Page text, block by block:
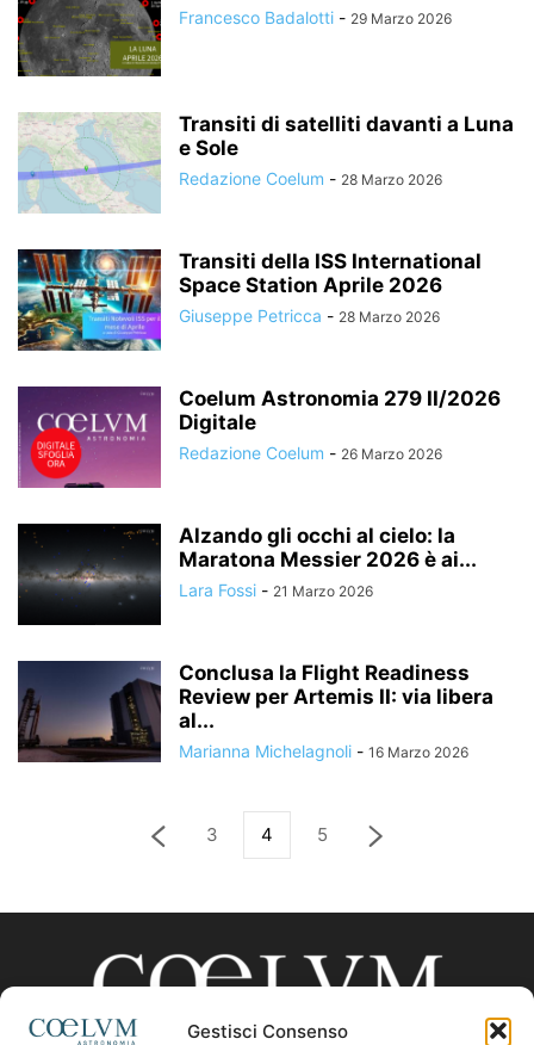
Gestisci Consenso
Francesco Badalotti - 29 Marzo 2026
Transiti di satelliti davanti a Luna
e Sole
Redazione Coelum - 28 Marzo 2026
Transiti della ISS International
Space Station Aprile 2026
Giuseppe Petricca - 28 Marzo 2026
Coelum Astronomia 279 II/2026
Digitale
Redazione Coelum - 26 Marzo 2026
Alzando gli occhi al cielo: la
Maratona Messier 2026 è ai...
Lara Fossi - 21 Marzo 2026
Conclusa la Flight Readiness
Review per Artemis II: via libera
al...
Marianna Michelagnoli - 16 Marzo 2026
3 4 5